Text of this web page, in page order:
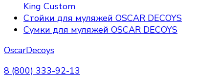
King Custom
Стойки для муляжей OSCAR DECOYS
Сумки для муляжей OSCAR DECOYS
OscarDecoys
8 (800) 333-92-13